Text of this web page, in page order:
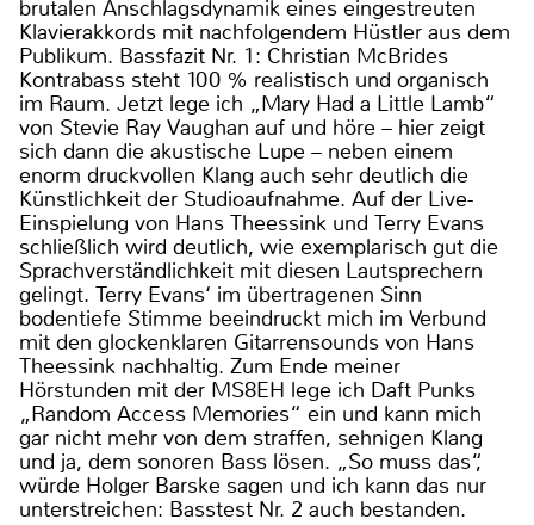
brutalen Anschlagsdynamik eines eingestreuten
Klavierakkords mit nachfolgendem Hüstler aus dem
Publikum. Bassfazit Nr. 1: Christian McBrides
Kontrabass steht 100 % realistisch und organisch
im Raum. Jetzt lege ich „Mary Had a Little Lamb“
von Stevie Ray Vaughan auf und höre – hier zeigt
sich dann die akustische Lupe – neben einem
enorm druckvollen Klang auch sehr deutlich die
Künstlichkeit der Studioaufnahme. Auf der Live-
Einspielung von Hans Theessink und Terry Evans
schließlich wird deutlich, wie exemplarisch gut die
Sprachverständlichkeit mit diesen Lautsprechern
gelingt. Terry Evans‘ im übertragenen Sinn
bodentiefe Stimme beeindruckt mich im Verbund
mit den glockenklaren Gitarrensounds von Hans
Theessink nachhaltig. Zum Ende meiner
Hörstunden mit der MS8EH lege ich Daft Punks
„Random Access Memories“ ein und kann mich
gar nicht mehr von dem straffen, sehnigen Klang
und ja, dem sonoren Bass lösen. „So muss das“,
würde Holger Barske sagen und ich kann das nur
unterstreichen: Basstest Nr. 2 auch bestanden.